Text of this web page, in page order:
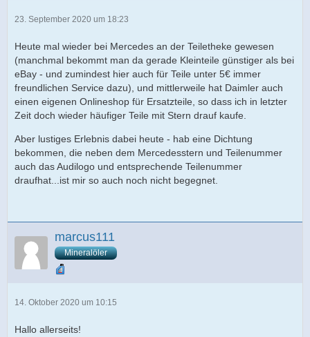
23. September 2020 um 18:23
Heute mal wieder bei Mercedes an der Teiletheke gewesen
(manchmal bekommt man da gerade Kleinteile günstiger als bei
eBay - und zumindest hier auch für Teile unter 5€ immer
freundlichen Service dazu), und mittlerweile hat Daimler auch
einen eigenen Onlineshop für Ersatzteile, so dass ich in letzter
Zeit doch wieder häufiger Teile mit Stern drauf kaufe.
Aber lustiges Erlebnis dabei heute - hab eine Dichtung
bekommen, die neben dem Mercedesstern und Teilenummer
auch das Audilogo und entsprechende Teilenummer
draufhat...ist mir so auch noch nicht begegnet.
marcus111
Mineralöler
14. Oktober 2020 um 10:15
Hallo allerseits!